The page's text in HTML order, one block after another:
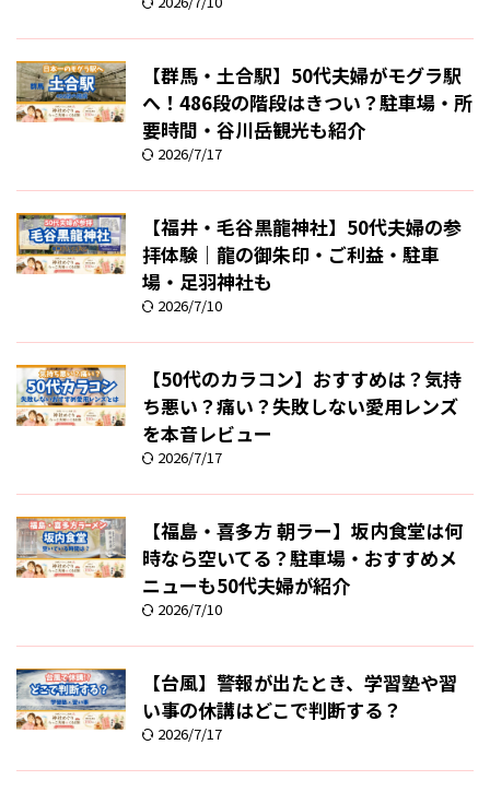
【群馬・土合駅】50代夫婦がモグラ駅
へ！486段の階段はきつい？駐車場・所
要時間・谷川岳観光も紹介
2026/7/17
【福井・毛谷黒龍神社】50代夫婦の参
拝体験｜龍の御朱印・ご利益・駐車
場・足羽神社も
2026/7/10
【50代のカラコン】おすすめは？気持
ち悪い？痛い？失敗しない愛用レンズ
を本音レビュー
2026/7/17
【福島・喜多方 朝ラー】坂内食堂は何
時なら空いてる？駐車場・おすすめメ
ニューも50代夫婦が紹介
2026/7/10
【台風】警報が出たとき、学習塾や習
い事の休講はどこで判断する？
2026/7/17